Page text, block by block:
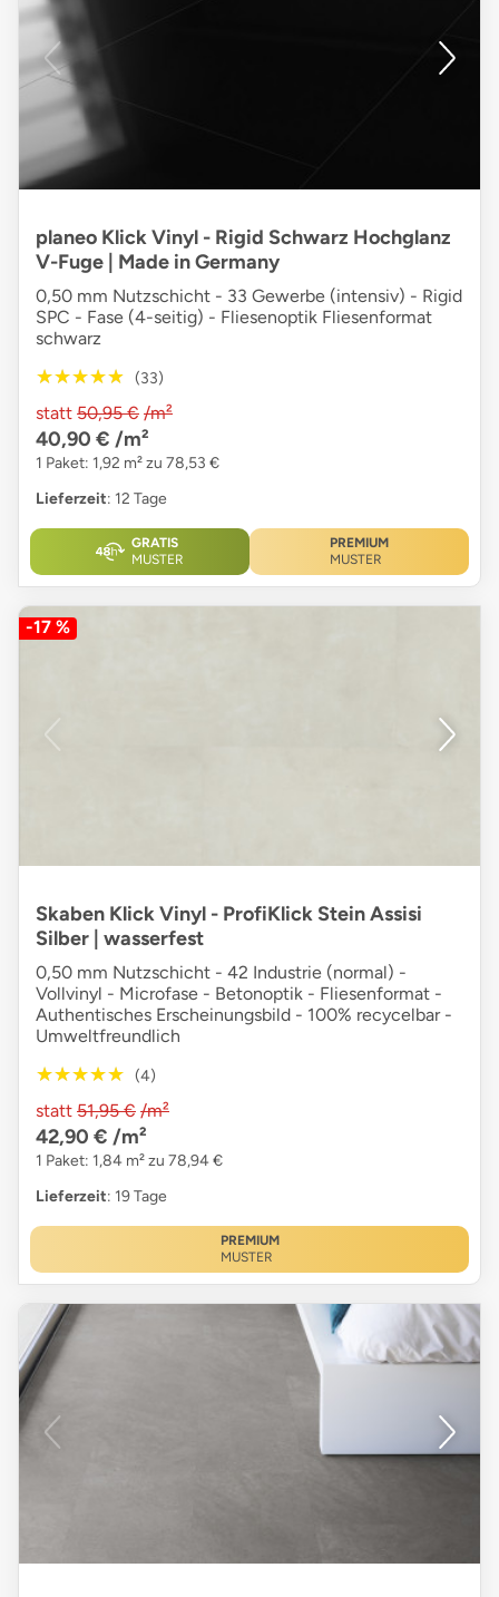
planeo Klick Vinyl - Rigid Schwarz Hochglanz
V-Fuge | Made in Germany
0,50 mm Nutzschicht - 33 Gewerbe (intensiv) - Rigid
SPC - Fase (4-seitig) - Fliesenoptik Fliesenformat
schwarz
★★★★★
★★★★★ (33)
statt 50,95 € /m²
40,90 € /m²
1 Paket: 1,92 m² zu 78,53 €
Lieferzeit: 12 Tage
GRATIS
MUSTER
PREMIUM
MUSTER
-17 %
Skaben Klick Vinyl - ProfiKlick Stein Assisi
Silber | wasserfest
0,50 mm Nutzschicht - 42 Industrie (normal) -
Vollvinyl - Microfase - Betonoptik - Fliesenformat -
Authentisches Erscheinungsbild - 100% recycelbar -
Umweltfreundlich
★★★★★
★★★★★ (4)
statt 51,95 € /m²
42,90 € /m²
1 Paket: 1,84 m² zu 78,94 €
Lieferzeit: 19 Tage
PREMIUM
MUSTER